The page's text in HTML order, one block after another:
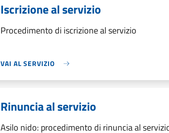
Iscrizione al servizio
Procedimento di iscrizione al servizio
VAI AL SERVIZIO
Rinuncia al servizio
Asilo nido: procedimento di rinuncia al